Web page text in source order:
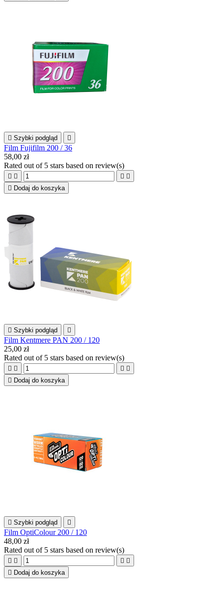
 Szybki podgląd 
Film Fujifilm 200 / 36
58,00 zł
Rated out of 5 stars based on review(s)
   
 Dodaj do koszyka
 Szybki podgląd 
Film Kentmere PAN 200 / 120
25,00 zł
Rated out of 5 stars based on review(s)
   
 Dodaj do koszyka
 Szybki podgląd 
Film OptiColour 200 / 120
48,00 zł
Rated out of 5 stars based on review(s)
   
 Dodaj do koszyka